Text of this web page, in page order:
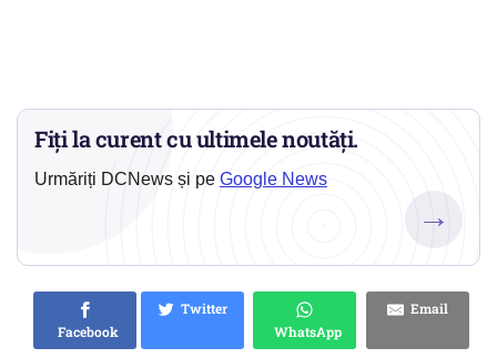
Fiți la curent cu ultimele noutăți.
Urmăriți DCNews și pe Google News
→
Facebook
Twitter
WhatsApp
Email